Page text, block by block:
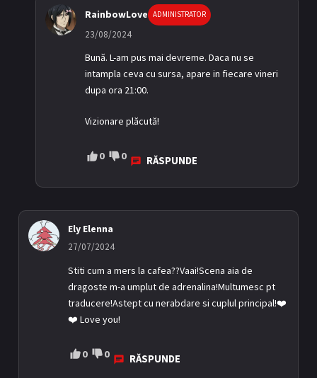
RainbowLove ADMINISTRATOR
23/08/2024
Bună. L-am pus mai devreme. Daca nu se
intampla ceva cu sursa, apare in fiecare vineri
dupa ora 21:00.
Vizionare plăcută!
0 0 RĂSPUNDE
Ely Elenna
27/07/2024
Stiti cum a mers la cafea??Vaai!Scena aia de
dragoste m-a umplut de adrenalina!Multumesc pt
traducere!Astept cu nerabdare si cuplul principal!❤️
❤️ Love you!
0 0 RĂSPUNDE